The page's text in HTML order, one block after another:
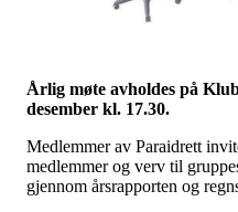
Årlig møte avholdes på
desember kl. 17.30.
Medlemmer av Paraidrett
medlemmer og verv til
gjennom årsrapporten og